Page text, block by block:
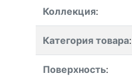
Коллекция:
Категория товара:
Поверхность: